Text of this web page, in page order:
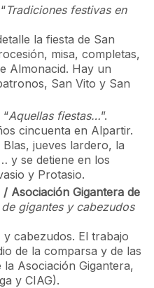
Tradiciones festivas en
la fiesta de San
misa, completas,
Almonacid. Hay un
San Vito y San
“Aquellas fiestas…”.
cincuenta en Alpartir.
Blas, jueves lardero, la
y se detiene en los
y Protasio.
Asociación Gigantera de
gigantes y cabezudos
cabezudos. El trabajo
de la comparsa y de las
la Asociación Gigantera,
y CIAG).